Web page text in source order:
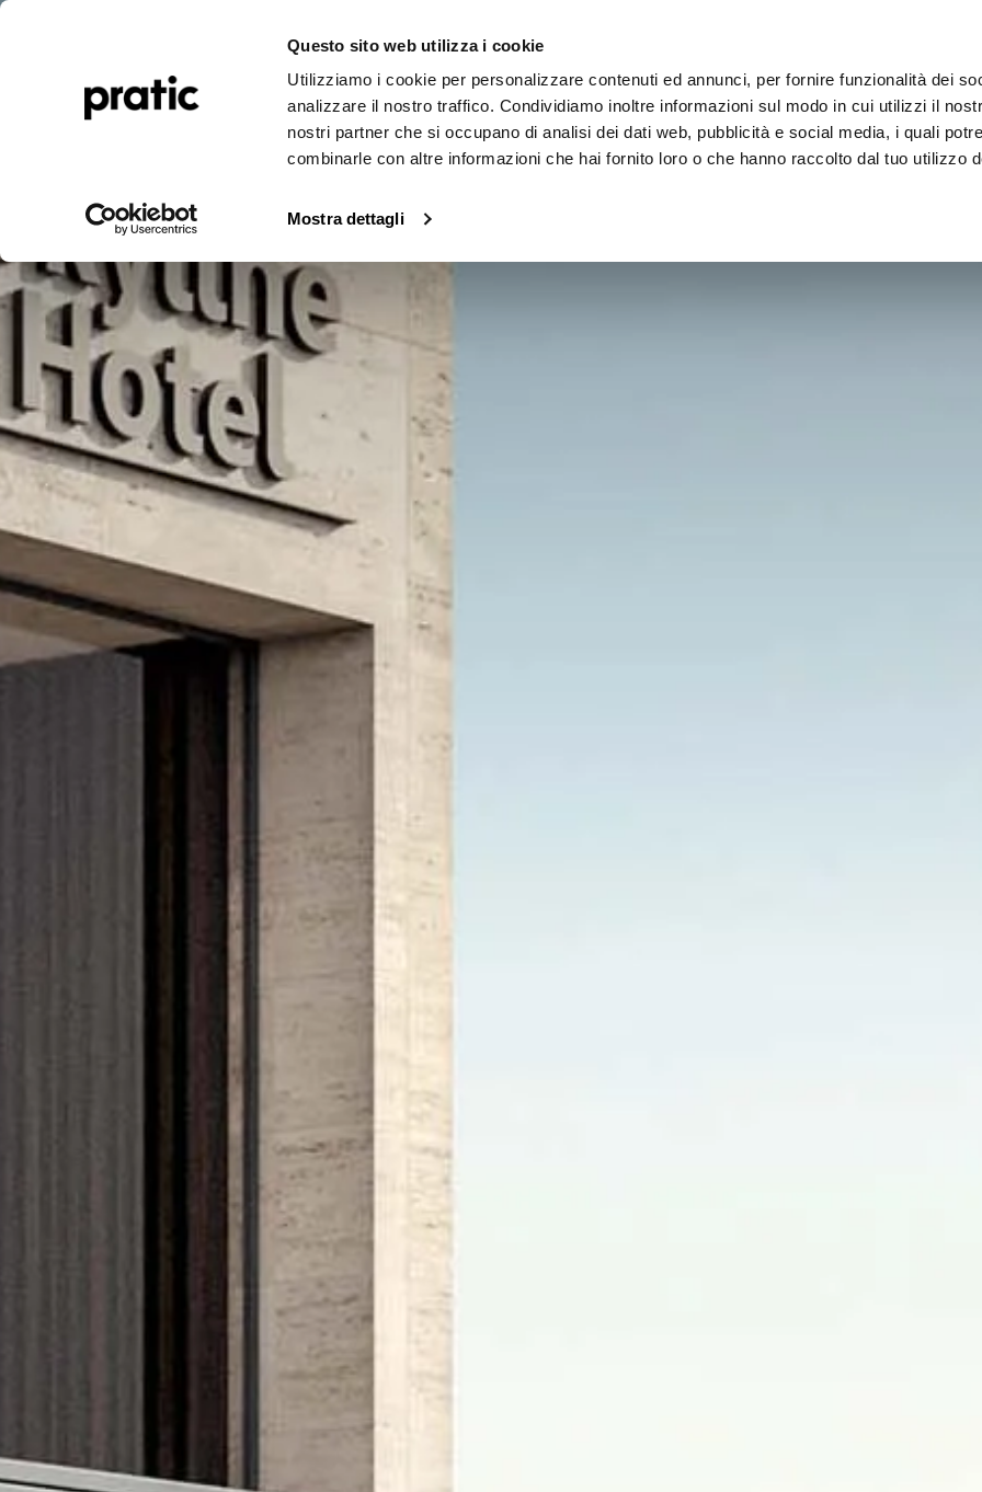
Questo sito web utilizza i cookie
Utilizziamo i cookie per personalizzare contenuti ed annunci, per fornire funzionalità dei
analizzare il nostro traffico. Condividiamo inoltre informazioni sul modo in cui utilizzi il
nostri partner che si occupano di analisi dei dati web, pubblicità e social media, i quali
combinarle con altre informazioni che hai fornito loro o che hanno raccolto dal tuo utilizzo
Mostra dettagli
Tende da soleRealizzazioniJournalCorporateArea Architetti